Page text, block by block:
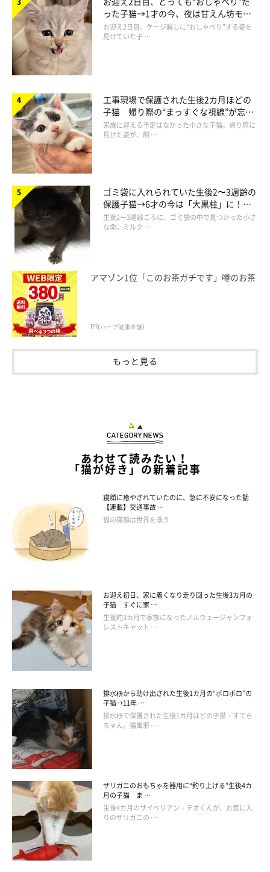
った子猫→1才の今、夜は甘えん坊モー
ドになるコに成長！
お迎え2日目、ケージ越しに“おしゃべり”する姿を
見せていた子 …
工事現場で保護された生後2カ月ほどの
子猫 帰り際の“まっすぐな視線”が忘れ
られず、家族の一員に
家族に迎える予定はなかった小さな子猫。帰り際に
見せた姿が、飼 …
ゴミ袋に入れられていた生後2〜3週齢の
保護子猫→6才の今は「大黒柱」に！
美しい黒猫に成長した姿にグッとくる
生後2〜3週齢ごろに、ゴミ袋の中で見つかった小さ
な命。ミルク …
アマゾン1位「このお茶ガチです」噂のお茶
PR(ハーブ健康本舗)
もっと見る
あわせて読みたい！
「猫が好き」の新着記事
寝顔に癒やされていたのに、急に不安になった話
【連載】交通事故 …
猫の寝顔は世界を救う
お迎え初日、家に着くなり走り回った生後3カ月の
子猫 すぐに家 …
生後約3カ月で家族になったノルウェージャンフォ
レストキャット …
排水枡から助け出された生後1カ月の“ボロボロ”の
子猫→11年 …
排水枡で保護された生後1カ月ほどの子猫・すてら
ちゃん。猫風邪 …
ザリガニのおもちゃを器用に“釣り上げる”生後4カ
月の子猫 ま …
生後4カ月のサイベリアン・テオくんが、お気に入
りのザリガニの …